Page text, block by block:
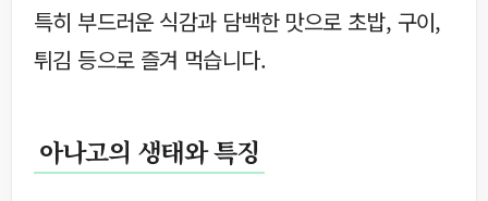
특히 부드러운 식감과 담백한 맛으로 초밥, 구이,
튀김 등으로 즐겨 먹습니다.
아나고의 생태와 특징